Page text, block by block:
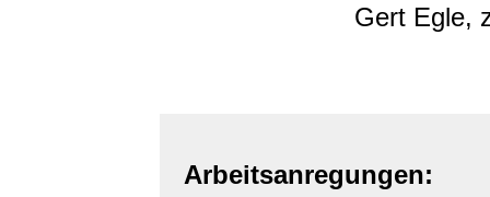
Gert Egle,
Arbeitsanregungen: